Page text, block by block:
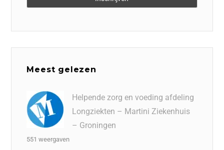
Meest gelezen
Helpende zorg en voeding afdeling
Longziekten – Martini Ziekenhuis
– Groningen
551 weergaven